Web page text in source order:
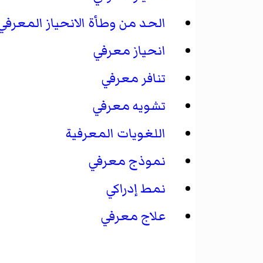
الحد من وطأة الانحياز
انحياز معرفي
تنافر معرفي
تشويه معرفي
اللغويات المعرفية
نموذج معرفي
نمط إدراكي
علاج معرفي